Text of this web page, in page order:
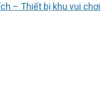
– Thiết bị khu vui chơi